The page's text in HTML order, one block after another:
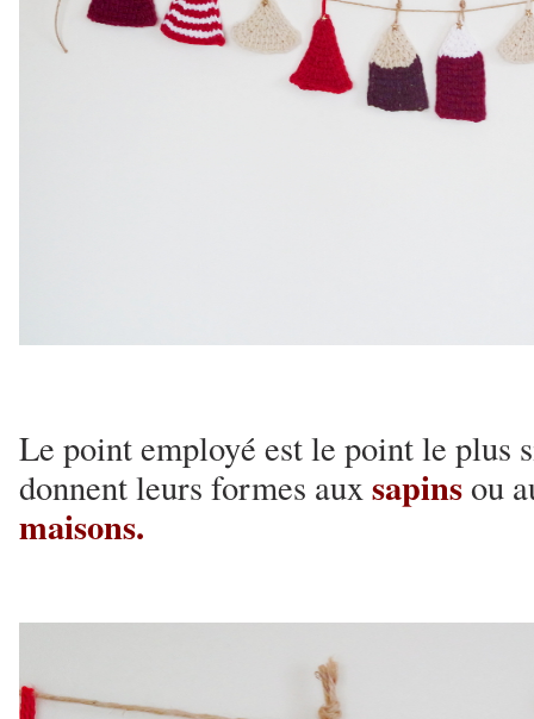
Le point employé est le point le plus
donnent leurs formes auxsapinsou
maisons.